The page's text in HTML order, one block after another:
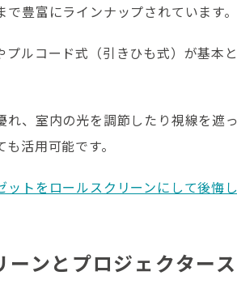
で豊富にラインナップされています。
プルコード式（引きひも式）が基本
れ、室内の光を調節したり視線を遮
活用可能です。
ットをロールスクリーンにして後悔
ーンとプロジェクター